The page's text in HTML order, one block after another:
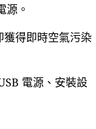
源。
得即時空氣污染
電源、安裝設